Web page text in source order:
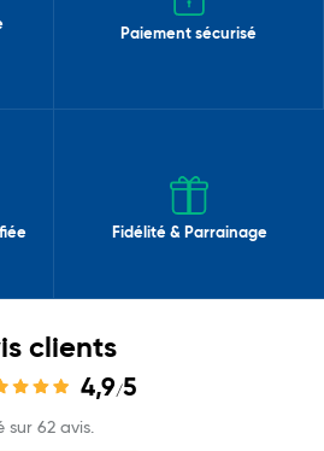
Paiement sécurisé
Fidélité & Parrainage
clients
4,9/5
sur 62 avis.